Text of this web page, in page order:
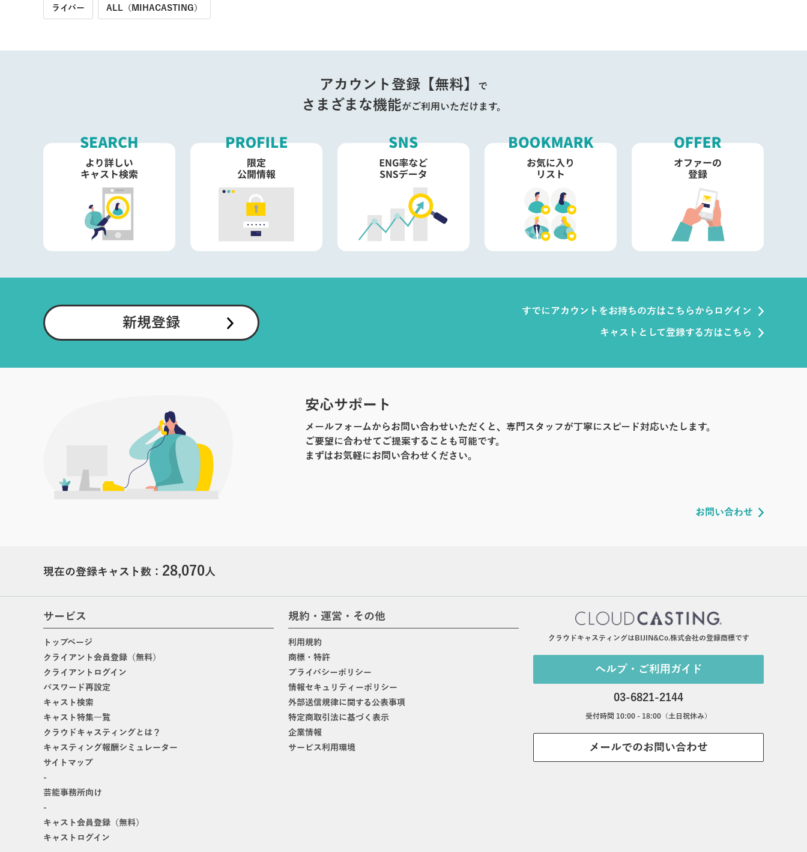
ライバー ALL（MIHACASTING）
アカウント登録【無料】 で
さまざまな機能がご利用いただけます。
新規登録
すでにアカウントをお持ちの方はこちらからログイン
キャストとして登録する方はこちら
安心サポート
メールフォームからお問い合わせいただくと、専門スタッフが丁寧にスピード対応いたします。
ご要望に合わせてご提案することも可能です。
まずはお気軽にお問い合わせください。
お問い合わせ
現在の登録キャスト数： 28,070人
サービス
トップページ
クライアント会員登録（無料）
クライアントログイン
パスワード再設定
キャスト検索
キャスト特集一覧
クラウドキャスティングとは？
キャスティング報酬シミュレーター
サイトマップ
-
芸能事務所向け
-
キャスト会員登録（無料）
キャストログイン
規約・運営・その他
利用規約
商標・特許
プライバシーポリシー
情報セキュリティーポリシー
外部送信規律に関する公表事項
特定商取引法に基づく表示
企業情報
サービス利用環境
クラウドキャスティングはBIJIN&Co.株式会社の登録商標です
ヘルプ・ご利用ガイド
03-6821-2144
受付時間 10:00 - 18:00（土日祝休み）
メールでのお問い合わせ